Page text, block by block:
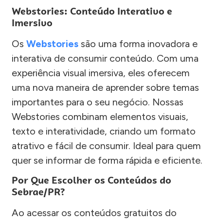
Webstories: Conteúdo Interativo e
Imersivo
Os Webstories são uma forma inovadora e
interativa de consumir conteúdo. Com uma
experiência visual imersiva, eles oferecem
uma nova maneira de aprender sobre temas
importantes para o seu negócio. Nossas
Webstories combinam elementos visuais,
texto e interatividade, criando um formato
atrativo e fácil de consumir. Ideal para quem
quer se informar de forma rápida e eficiente.
Por Que Escolher os Conteúdos do
Sebrae/PR?
Ao acessar os conteúdos gratuitos do